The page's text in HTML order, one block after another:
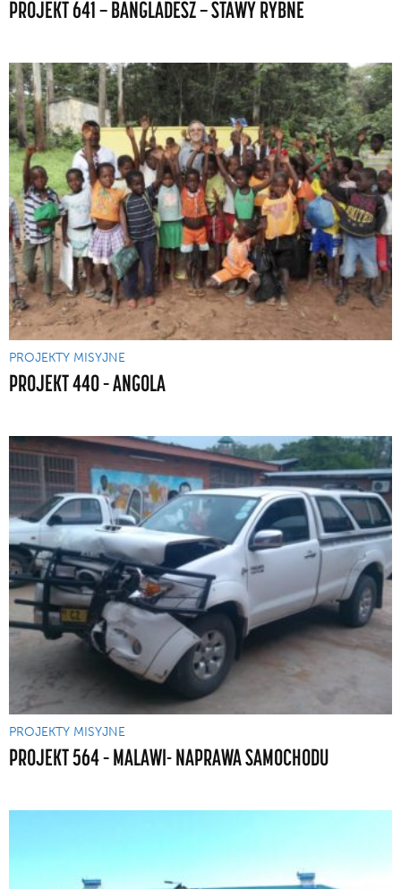
PROJEKT 641 — BANGLADESZ — STAWY RYBNE
PROJEKTY MISYJNE
PROJEKT 440 – ANGOLA
PROJEKTY MISYJNE
PROJEKT 564 – MALAWI- NAPRAWA SAMOCHODU